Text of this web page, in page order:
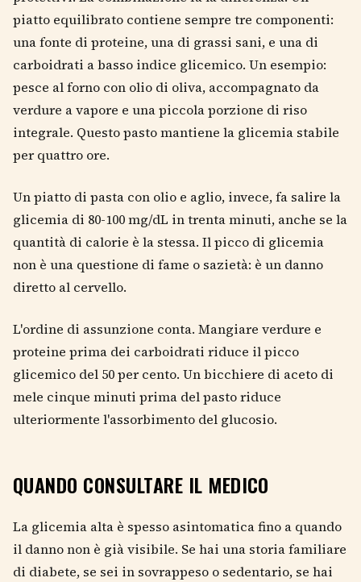
piatto equilibrato contiene sempre tre componenti:
una fonte di proteine, una di grassi sani, e una di
carboidrati a basso indice glicemico. Un esempio:
pesce al forno con olio di oliva, accompagnato da
verdure a vapore e una piccola porzione di riso
integrale. Questo pasto mantiene la glicemia stabile
per quattro ore.
Un piatto di pasta con olio e aglio, invece, fa salire la
glicemia di 80-100 mg/dL in trenta minuti, anche se la
quantità di calorie è la stessa. Il picco di glicemia
non è una questione di fame o sazietà: è un danno
diretto al cervello.
L'ordine di assunzione conta. Mangiare verdure e
proteine prima dei carboidrati riduce il picco
glicemico del 50 per cento. Un bicchiere di aceto di
mele cinque minuti prima del pasto riduce
ulteriormente l'assorbimento del glucosio.
QUANDO CONSULTARE IL MEDICO
La glicemia alta è spesso asintomatica fino a quando
il danno non è già visibile. Se hai una storia familiare
di diabete, se sei in sovrappeso o sedentario, se hai